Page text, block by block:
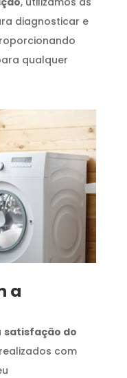
diagnosticar e
qualquer
a
satisfação do
com